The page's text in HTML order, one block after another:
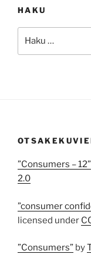
HAKU
”Consumers – 12”
2.0
”consumer
licensed under
”Consumers” by